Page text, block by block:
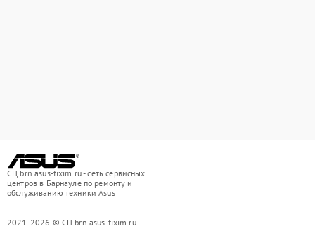
СЦ brn.asus-fixim.ru - сеть сервисных
центров в Барнауле по ремонту и
обслуживанию техники Asus
2021-2026 © СЦ brn.asus-fixim.ru